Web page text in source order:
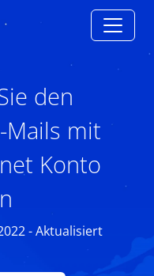
den
Mails mit
Konto
- Aktualisiert